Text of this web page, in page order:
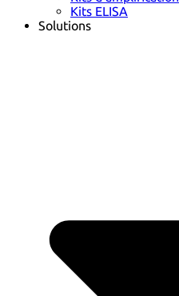
Kits ELISA
Solutions